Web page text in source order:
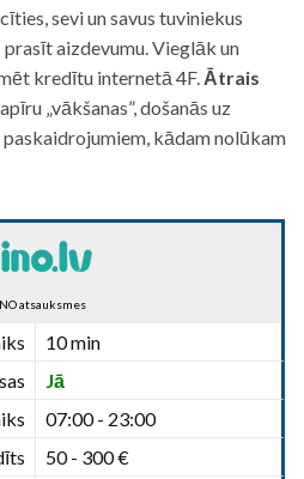
sevi un savus tuviniekus
aizdevumu. Vieglāk un
kredītu internetā 4F. Ātrais
„vākšanas”, došanās uz
kādam nolūkam
atsauksmes
10 min
Jā
07:00 - 23:00
50 - 300 €